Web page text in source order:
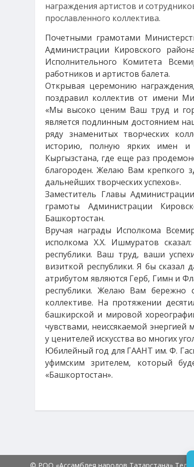
награждения артистов и
прославленного коллектива.
Почетными грамотами
Администрации Кировского
Исполнительного Комитета
работников и артистов балета.
Открывая церемонию
поздравил коллектив от имени
«Мы высоко ценим Ваш труд и
является подлинным достоянием
ряду знаменитых творческих
историю, полную ярких имен и
Кыргызстана, где еще раз
благороден. Желаю Вам крепкого
дальнейших творческих успехов».
Заместитель Главы
грамоты Администрации
Башкортостан.
Вручая награды Исполкома
исполкома Х.Х. Ишмуратов
республики. Ваш труд, ваши
визиткой республики. Я бы сказал
атрибутом являются Герб, Гимн и
республики. Желаю Вам бережно
коллективе. На протяжении
башкирской и мировой
чувствами, неиссякаемой
у ценителей искусства во многих
Юбилейный год для ГААНТ им. Ф.
уфимским зрителем, который
«Башкортостан».